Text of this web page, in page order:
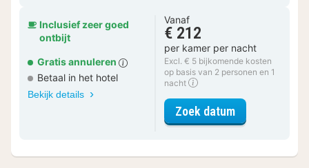
Inclusief zeer goed
ontbijt
Gratis annuleren
Betaal in het hotel
Bekijk details
Vanaf
€ 212
per kamer per nacht
Excl. € 5 bijkomende kosten
op basis van 2 personen en 1
nacht
Zoek datumvoor Comfort